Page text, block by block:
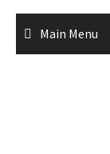
Main Menu